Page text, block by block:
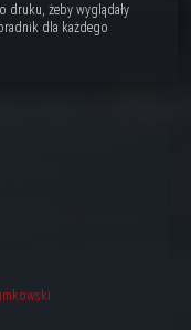
druku, żeby wyglądały
dla każdego